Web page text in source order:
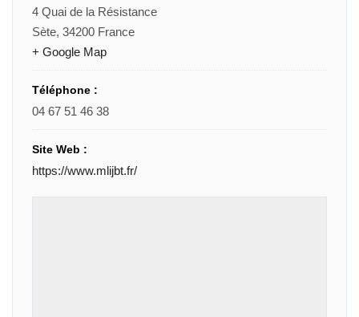
4 Quai de la Résistance
Sète, 34200 France
+ Google Map
Téléphone :
04 67 51 46 38
Site Web :
https://www.mlijbt.fr/